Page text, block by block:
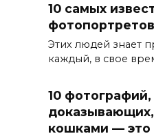
10 самых
Этих людей знает
каждый, в свое
10 фотографий,
кошками — это